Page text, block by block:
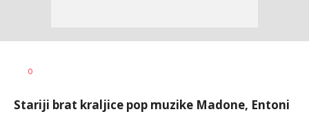
AUTOR
0
Stariji brat kraljice pop muzike Madone, Entoni